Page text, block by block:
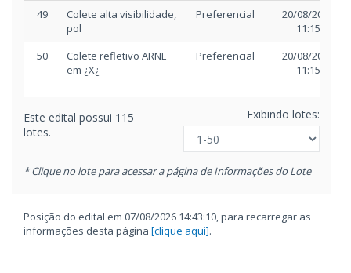
49
Colete alta visibilidade,
pol
Preferencial
20/08/2025
11:15
50
Colete refletivo ARNE
em ¿X¿
Preferencial
20/08/2025
11:15
Este edital possui 115
lotes.
Exibindo lotes:
* Clique no lote para acessar a página de Informações do Lote
Posição do edital em 07/08/2026 14:43:10, para recarregar as
informações desta página [clique aqui].